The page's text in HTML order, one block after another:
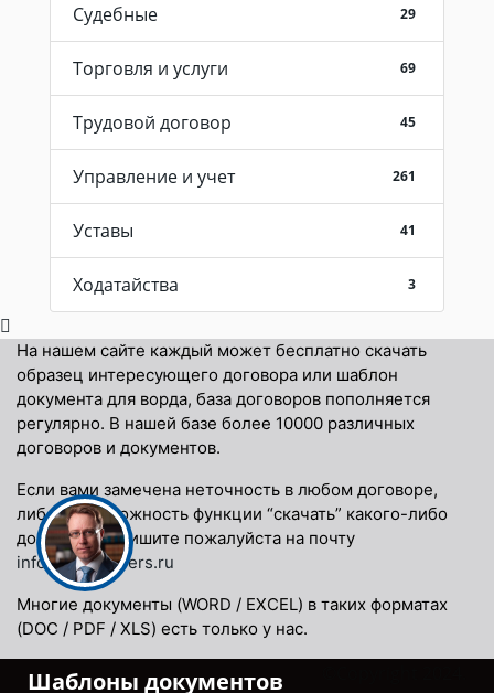
Судебные 29
Торговля и услуги 69
Трудовой договор 45
Управление и учет 261
Уставы 41
Ходатайства 3
На нашем сайте каждый может бесплатно скачать
образец интересующего договора или шаблон
документа для ворда, база договоров пополняется
регулярно. В нашей базе более 10000 различных
договоров и документов.
Если вами замечена неточность в любом договоре,
либо невозможность функции “скачать” какого-либо
договора, напишите пожалуйста на почту
info@docspapers.ru
Многие документы (WORD / EXCEL) в таких форматах
(DOC / PDF / XLS) есть только у нас.
Шаблоны документов